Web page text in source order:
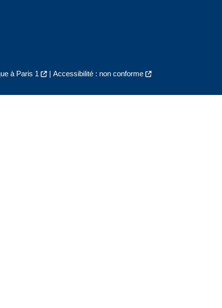
à Paris 1 | Accessibilité : non conforme